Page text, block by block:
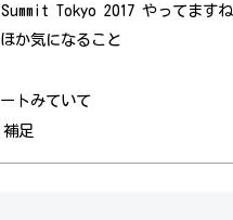
Summit Tokyo 2017 やってますね
か気になること
トみていて
補足